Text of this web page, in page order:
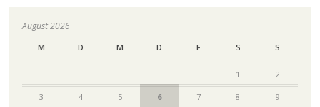
August 2026
M D M D F S S
1 2
3 4 5 6 7 8 9